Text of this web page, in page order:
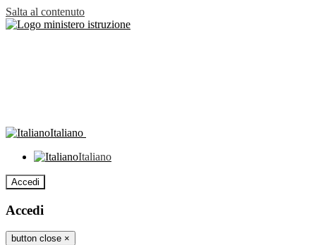
Salta al contenuto
Italiano
Italiano
Accedi
Accedi
button close ×